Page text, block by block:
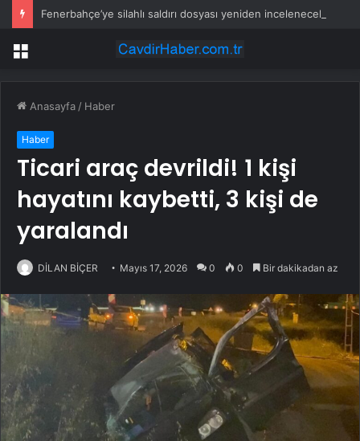
Fenerbahçe’ye silahlı saldırı dosyası yeniden incelenecek
Menü
Anasayfa / Haber
Haber
Ticari araç devrildi! 1 kişi
hayatını kaybetti, 3 kişi de
yaralandı
DİLAN BİÇER Mayıs 17, 2026 0 0 Bir dakikadan az